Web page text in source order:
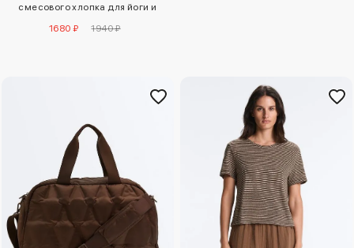
смесового хлопка для йоги и
1680 ₽ 1940 ₽